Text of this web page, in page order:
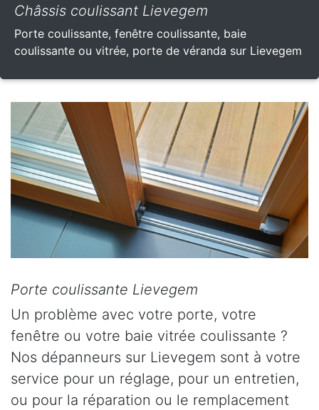
Châssis coulissant Lievegem
Porte coulissante, fenêtre coulissante, baie
coulissante ou vitrée, porte de véranda sur Lievegem
Porte coulissante Lievegem
Un problème avec votre porte, votre
fenêtre ou votre baie vitrée coulissante ?
Nos dépanneurs sur Lievegem sont à votre
service pour un réglage, pour un entretien,
ou pour la réparation ou le remplacement